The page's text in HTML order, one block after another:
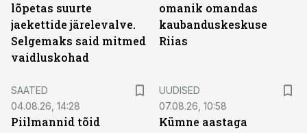
lõpetas suurte
jaekettide järelevalve.
Selgemaks said mitmed
vaidluskohad
omanik omandas
kaubanduskeskuse
Riias
SAATED
04.08.26, 14:28
Piilmannid tõid
UUDISED
07.08.26, 10:58
Kümne aastaga